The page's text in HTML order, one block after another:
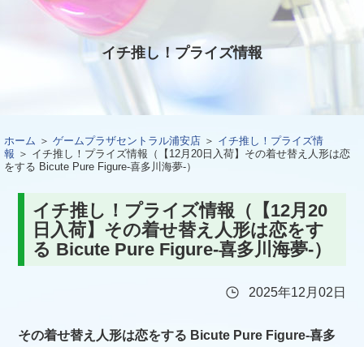
イチ推し！プライズ情報
ホーム ＞ ゲームプラザセントラル浦安店 ＞ イチ推し！プライズ情
報 ＞ イチ推し！プライズ情報（【12月20日入荷】その着せ替え人形は恋
をする Bicute Pure Figure-喜多川海夢-）
イチ推し！プライズ情報（【12月20
日入荷】その着せ替え人形は恋をす
る Bicute Pure Figure-喜多川海夢-）
2025年12月02日
その着せ替え人形は恋をする Bicute Pure Figure-喜多